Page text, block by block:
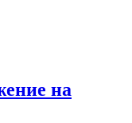
на